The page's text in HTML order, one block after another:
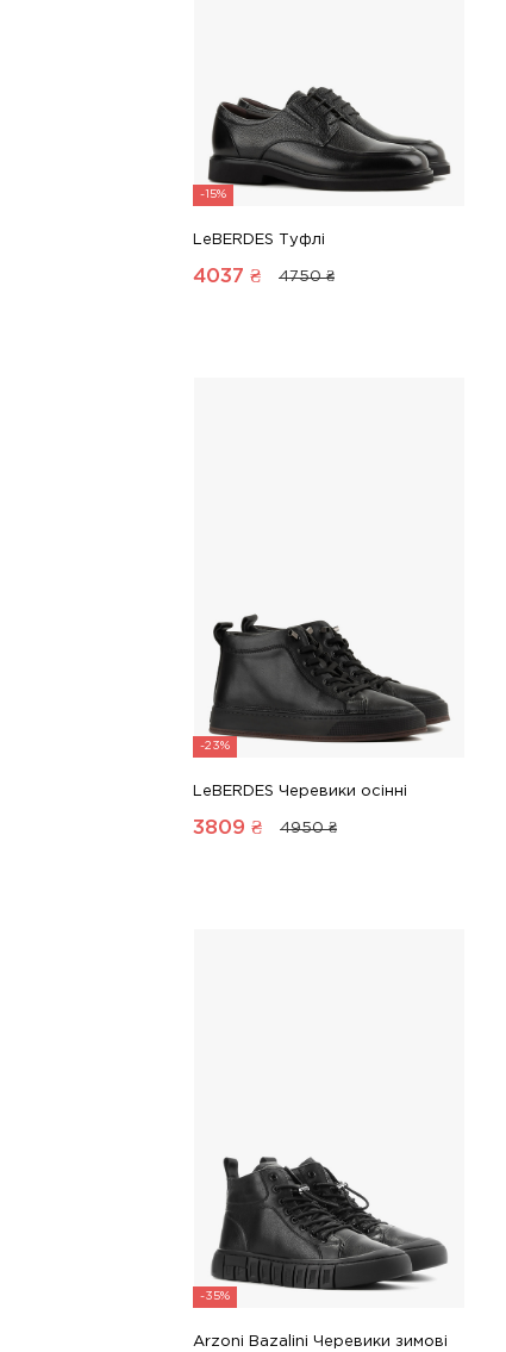
-15%
LeBERDES Туфлі
4037 ₴ 4750 ₴
-23%
LeBERDES Черевики осінні
3809 ₴ 4950 ₴
-35%
Arzoni Bazalini Черевики зимові